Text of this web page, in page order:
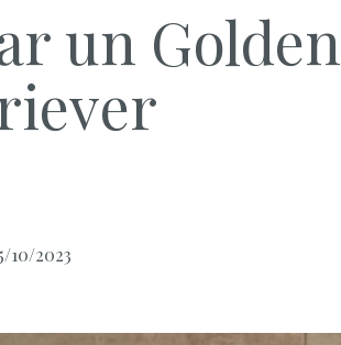
un Golden
10/2023